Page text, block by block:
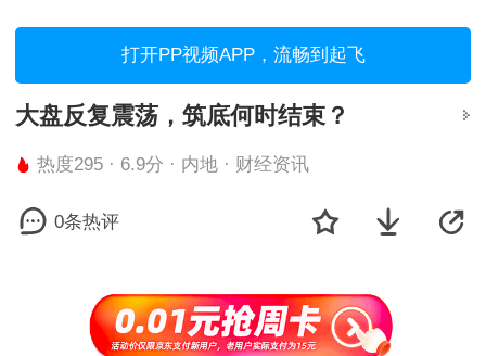
打开PP视频APP，流畅到起飞
大盘反复震荡，筑底何时结束？
热度295 · 6.9分 · 内地 · 财经资讯
0条热评